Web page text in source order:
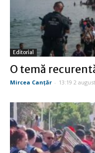
Editorial
O temă
Mircea Canţăr - 13:19 2